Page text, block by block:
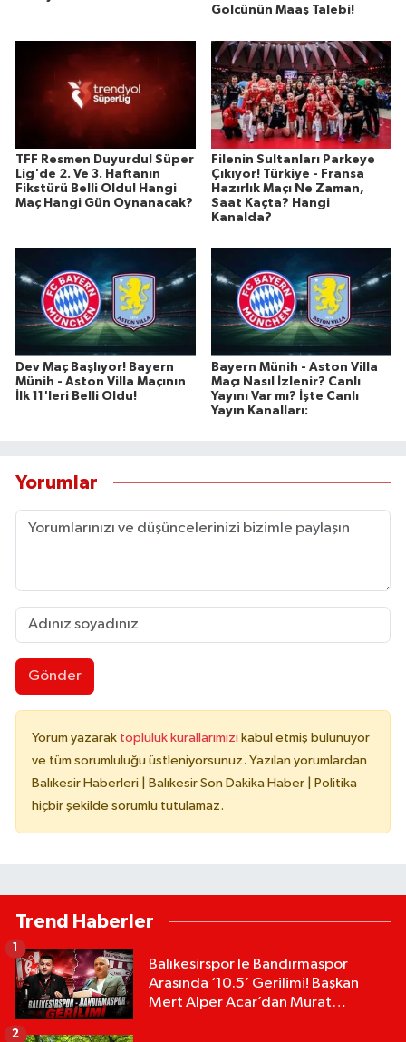
Golcünün Maaş Talebi!
TFF Resmen Duyurdu! Süper
Lig'de 2. Ve 3. Haftanın
Fikstürü Belli Oldu! Hangi
Maç Hangi Gün Oynanacak?
Filenin Sultanları Parkeye
Çıkıyor! Türkiye - Fransa
Hazırlık Maçı Ne Zaman,
Saat Kaçta? Hangi
Kanalda?
Dev Maç Başlıyor! Bayern
Münih - Aston Villa Maçının
İlk 11'leri Belli Oldu!
Bayern Münih - Aston Villa
Maçı Nasıl İzlenir? Canlı
Yayını Var mı? İşte Canlı
Yayın Kanalları:
Yorumlar
Gönder
Yorum yazarak topluluk kurallarımızı kabul etmiş bulunuyor
ve tüm sorumluluğu üstleniyorsunuz. Yazılan yorumlardan
Balıkesir Haberleri | Balıkesir Son Dakika Haber | Politika
hiçbir şekilde sorumlu tutulamaz.
Trend Haberler
Balıkesirspor le Bandırmaspor
Arasında ‘10.5’ Gerilimi! Başkan
Mert Alper Acar’dan Murat
1
2